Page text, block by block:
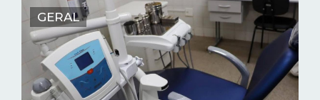
GERAL